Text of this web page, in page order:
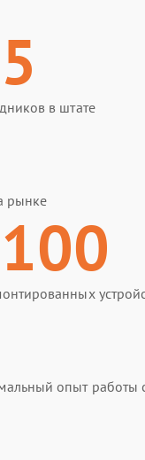
в штате
рынке
опыт работы